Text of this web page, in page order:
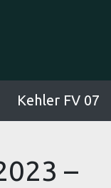
Kehler FV 07
–